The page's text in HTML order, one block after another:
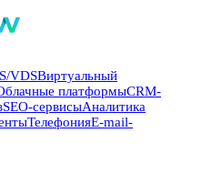
VDSВиртуальный
платформыCRM-
SEO-сервисыАналитика
ТелефонияE-mail-